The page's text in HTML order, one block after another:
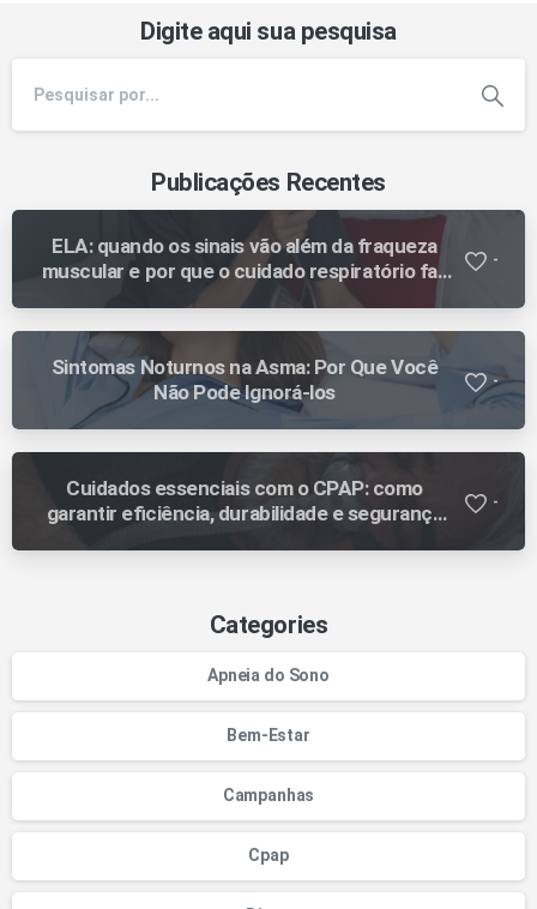
Digite aqui sua pesquisa
Publicações Recentes
ELA: quando os sinais vão além da fraqueza
muscular e por que o cuidado respiratório faz
diferença ao longo da evolução
-
Sintomas Noturnos na Asma: Por Que Você
Não Pode Ignorá-los
-
Cuidados essenciais com o CPAP: como
garantir eficiência, durabilidade e segurança
-
Categories
Apneia do Sono
Bem-Estar
Campanhas
Cpap